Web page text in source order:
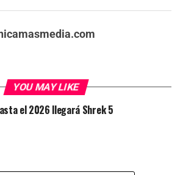
YOU MAY LIKE
el 2026 llegará Shrek 5